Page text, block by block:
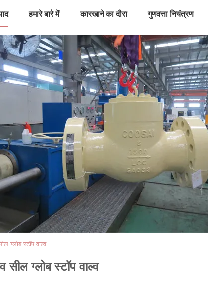
हमारे बारे में कारखाने का दौरा गुणवत्ता नियंत्रण
ग्लोब स्टॉप वाल्व
सील ग्लोब स्टॉप वाल्व